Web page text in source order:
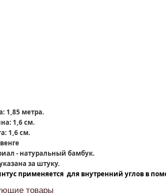
1,85 метра.
1,6 см.
1,6 см.
- натуральный бамбук.
за штуку.
применяется для внутренний углов в
товары